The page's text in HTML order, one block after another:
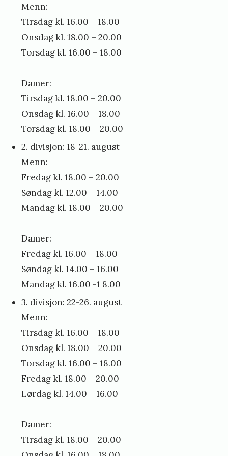
Menn:
Tirsdag kl. 16.00 – 18.00
Onsdag kl. 18.00 – 20.00
Torsdag kl. 16.00 – 18.00
Damer:
Tirsdag kl. 18.00 – 20.00
Onsdag kl. 16.00 – 18.00
Torsdag kl. 18.00 – 20.00
2. divisjon: 18-21. august
Menn:
Fredag kl. 18.00 – 20.00
Søndag kl. 12.00 – 14.00
Mandag kl. 18.00 – 20.00
Damer:
Fredag kl. 16.00 – 18.00
Søndag kl. 14.00 – 16.00
Mandag kl. 16.00 -1 8.00
3. divisjon: 22-26. august
Menn:
Tirsdag kl. 16.00 – 18.00
Onsdag kl. 18.00 – 20.00
Torsdag kl. 16.00 – 18.00
Fredag kl. 18.00 – 20.00
Lørdag kl. 14.00 – 16.00
Damer:
Tirsdag kl. 18.00 – 20.00